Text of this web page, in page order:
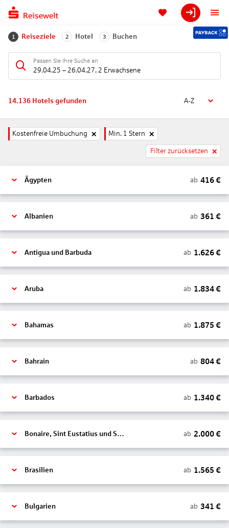
1 Reiseziele 2 Hotel 3 Buchen
Passen Sie Ihre Suche an
29.04.25 – 26.04.27, 2 Erwachsene
14.136 Hotels gefunden A-Z
Kostenfreie Umbuchung Min. 1 Stern
Filter zurücksetzen
Ägypten ab 416€
Albanien ab 361 €
Antigua und Barbuda ab 1.626€
Aruba ab 1.834€
Bahamas ab 1.875 €
Bahrain ab 804€
Barbados ab 1.340€
Bonaire, Sint Eustatius und Saba ab 2.000€
Brasilien ab 1.565 €
Bulgarien ab 341 €